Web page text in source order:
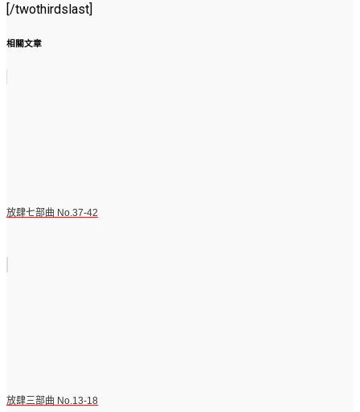
[/twothirdslast]
相關文章
放肆七部曲 No.37-42
放肆三部曲 No.13-18